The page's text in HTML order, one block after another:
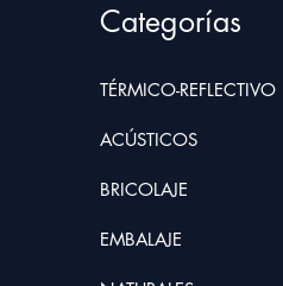
Categorías
TÉRMICO-REFLECTIVO
ACÚSTICOS
BRICOLAJE
EMBALAJE